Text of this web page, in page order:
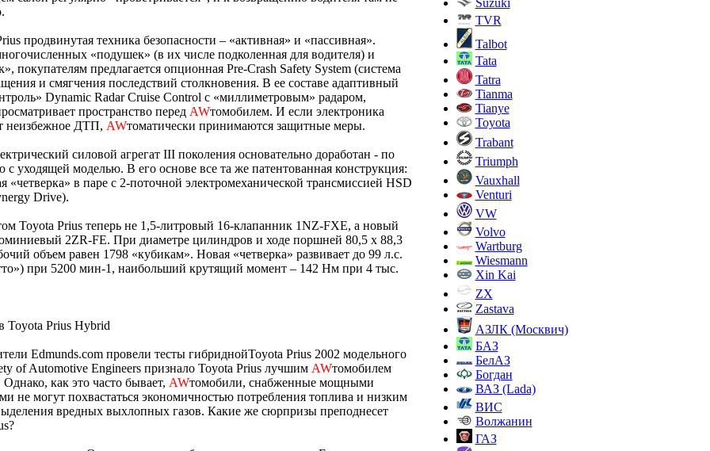
продвинутая техника безопасности – «активная» и «пассивная».
«подушек» (в их числе подколенная для водителя) и
покупателям предлагается опционная Pre-Crash Safety System (система
и смягчения последствий столкновения. В ее составе адаптивный
Dynamic Radar Cruise Control с «миллиметровым» радаром,
пространство перед AWтомобилем. И если электроника
неизбежное ДТП, AWтоматически принимаются защитные меры.
силовой агрегат III поколения основательно доработан - по
с уходящей моделью. В его основе все та же патентованная конструкция:
«четверка» в паре с 2-поточной электромеханической трансмиссией HSD
Drive).
Toyota Prius теперь не 1,5-литровый 16-клапанник 1NZ-FXE, а новый
2ZR-FE. При диаметре цилиндров и ходе поршней 80,5 х 88,3
объем равен 1798 «кубикам». Новая «четверка» развивает до 99 л.с.
при 5200 мин-1, наибольший крутящий момент – 142 Нм при 4 тыс.
Toyota Prius Hybrid
Edmunds.com провели тесты гибриднойToyota Prius 2002 модельного
of Automotive Engineers признало Toyota Prius лучшим AWтомобилем
Однако, как это часто бывает, AWтомобили, снабженные мощными
не могут похвастаться экономичностью потребления топлива и низким
вредных выхлопных газов. Какие же сюрпризы преподнесет
TVR
Talbot
Tata
Tatra
Tianma
Tianye
Toyota
Trabant
Triumph
Vauxhall
Venturi
VW
Volvo
Wartburg
Wiesmann
Xin Kai
ZX
Zastava
АЗЛК (Москвич)
БАЗ
БелАЗ
Богдан
ВАЗ (Lada)
ВИС
Волжанин
ГАЗ